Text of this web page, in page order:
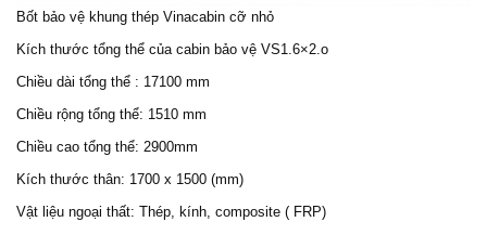
Bốt bảo vệ khung thép Vinacabin cỡ nhỏ
Kích thước tổng thể của cabin bảo vệ VS1.6×2.o
Chiều dài tổng thể : 17100 mm
Chiều rộng tổng thể: 1510 mm
Chiều cao tổng thể: 2900mm
Kích thước thân: 1700 x 1500 (mm)
Vật liệu ngoại thất: Thép, kính, composite ( FRP)